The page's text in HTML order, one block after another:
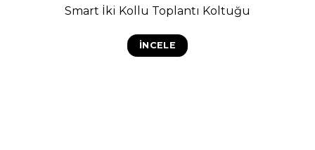
Smart İki Kollu Toplantı Koltuğu
İNCELE